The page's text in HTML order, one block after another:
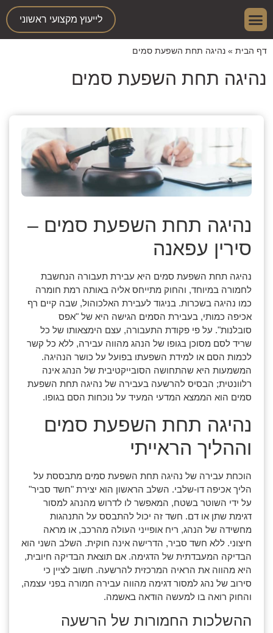
לייעוץ מקצועי ראשוני
דף הבית » נהיגה תחת השפעת סמים
נהיגה תחת השפעת סמים
נהיגה תחת השפעת סמים –
סירין עפאנה
נהיגה תחת השפעת סמים היא עבירת תעבורה הנחשבת
לחמורה במיוחד, והחוק מתייחס אליה באותה רמת חומרה
כמו נהיגה בשכרות. בניגוד לעבירת האלכוהול, שבה קיים רף
אכיפה כמותי, בעבירת הסמים הגישה היא של "אפס
סובלנות". על פי פקודת התעבורה, עצם הימצאותו של כל
שריד לסם מסוכן בגופו של הנהג מהווה עבירה, ללא כל קשר
לכמות הסם או למידת השפעתו בפועל על כושר הנהיגה.
המשמעות היא שהתחושה הסובייקטיבית של הנהג אינה
רלוונטית; הבסיס להרשעה בעבירה של נהיגה תחת השפעת
סמים הוא הממצא המדעי המעיד על נוכחות הסם בגופו.
נהיגה תחת השפעת סמים
וההליך הראייתי
הוכחת עבירה של נהיגה תחת השפעת סמים מתבססת על
הליך אכיפה דו-שלבי. השלב הראשון הוא יצירת "חשד סביר"
על ידי השוטר בשטח, המאפשר לו לדרוש מהנהג למסור
דגימת שתן או דם. חשד זה יכול להתבסס על התנהגות
מחשידה של הנהג, ריח אופייני העולה מהרכב, או מראה
חיצוני. ללא חשד סביר, הדרישה אינה חוקית. השלב השני הוא
הבדיקה המעבדתית של הדגימה. אם תוצאת הבדיקה חיובית,
היא מהווה את הראיה המרכזית להרשעה. חשוב לציין כי
סירוב של נהג למסור דגימה מהווה עבירה חמורה בפני עצמה,
והחוק רואה בו למעשה הודאה באשמה.
ההשלכות החמורות של הרשעה